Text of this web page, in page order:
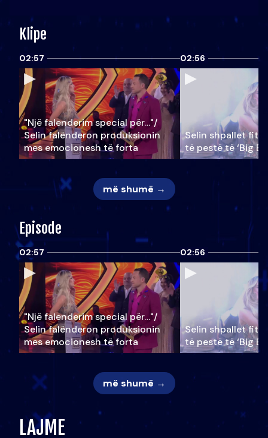
Klipe
02:57
"Një falenderim special për…"/
Selin falënderon produksionin
mes emocionesh të forta
02:56
Selin shpallet
të pestë të ‘Big
më shumë →
Episode
02:57
"Një falenderim special për…"/
Selin falënderon produksionin
mes emocionesh të forta
02:56
Selin shpallet
të pestë të ‘Big
më shumë →
LAJME